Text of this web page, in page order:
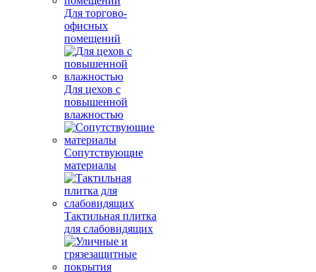
Для торгово-
офисных
помещений
Для цехов с
повышенной
влажностью
Сопутствующие
материалы
Тактильная плитка
для слабовидящих